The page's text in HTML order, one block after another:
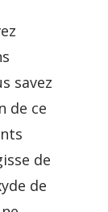
savez
de ce
de
de